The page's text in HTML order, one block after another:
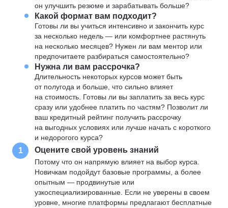
он улучшить резюме и зарабатывать больше?
Какой формат вам подходит?
Готовы ли вы учиться интенсивно и закончить курс
за несколько недель — или комфортнее растянуть
на несколько месяцев? Нужен ли вам ментор или
предпочитаете разбираться самостоятельно?
Нужна ли вам рассрочка?
Длительность некоторых курсов может быть
от полугода и больше, что сильно влияет
на стоимость. Готовы ли вы заплатить за весь курс
сразу или удобнее платить по частям? Позволит ли
ваш кредитный рейтинг получить рассрочку
на выгодных условиях или лучше начать с короткого
и недорогого курса?
1 Оцените свой уровень знаний
Потому что он напрямую влияет на выбор курса.
Новичкам подойдут базовые программы, а более
опытным — продвинутые или
узкоспециализированные. Если не уверены в своем
уровне, многие платформы предлагают бесплатные